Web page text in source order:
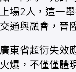
上場2人，這一
交通與融會，晉
廣東省超衍失效
火爆，不僅僅體